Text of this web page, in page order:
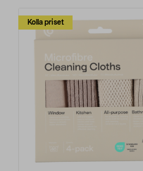
Kolla priset